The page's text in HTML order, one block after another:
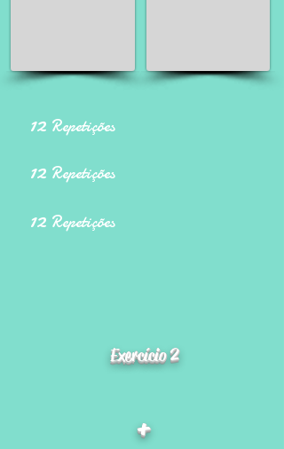
12 Repetições
12 Repetições
12 Repetições
Exercício 2
+